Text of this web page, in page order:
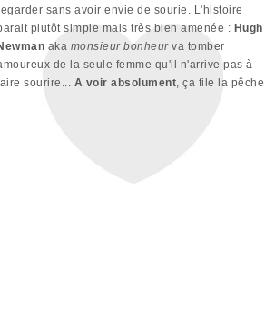
sans avoir envie de sourie. L'histoire
plutôt simple mais très bien amenée : Hugh
aka monsieur bonheurva tomber
de la seule femme qu'il n'arrive pas à
sourire... A voir absolument, ça file la pêche